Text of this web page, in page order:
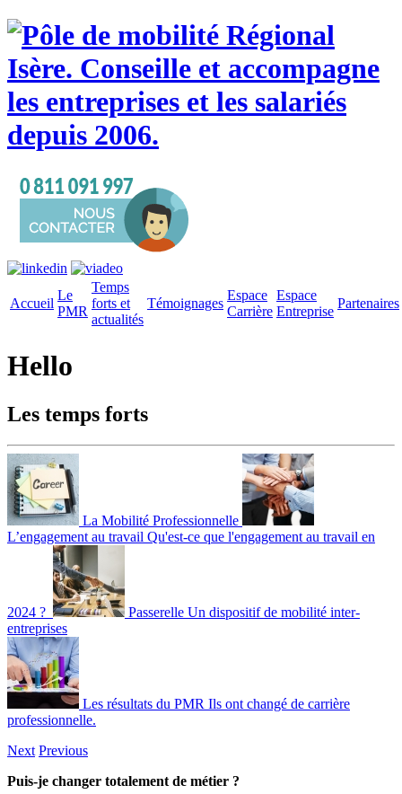
Accueil
Le
PMR
Temps
forts et
actualités
Témoignages
Espace
Carrière
Espace
Entreprise
Partenaires
Hello
Les temps forts
La Mobilité Professionnelle
L’engagement au travail Qu'est-ce que l'engagement au travail en
2024 ? Passerelle Un dispositif de mobilité inter-
entreprises
Les résultats du PMR Ils ont changé de carrière
professionnelle.
Next Previous
Puis-je changer totalement de métier ?